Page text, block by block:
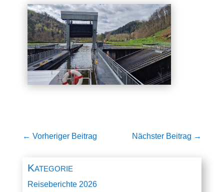
← Vorheriger Beitrag Nächster Beitrag →
Kategorie
Reiseberichte 2026